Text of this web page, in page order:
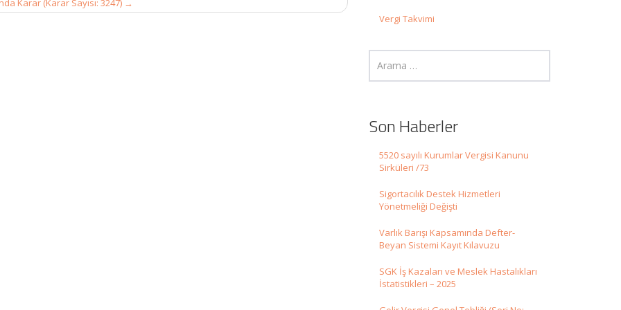
Karar (Karar Sayısı: 3247) →
Vergi Takvimi
Son Haberler
5520 sayılı Kurumlar Vergisi Kanunu
Sirküleri /73
Sigortacılık Destek Hizmetleri
Yönetmeliği Değişti
Varlık Barışı Kapsamında Defter-
Beyan Sistemi Kayıt Kılavuzu
SGK İş Kazaları ve Meslek Hastalıkları
İstatistikleri – 2025